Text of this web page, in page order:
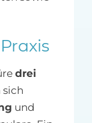
drei
sich
und